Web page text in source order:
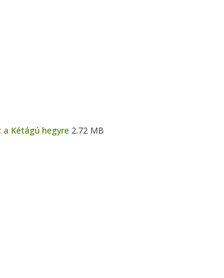
a Kétágú hegyre 2.72 MB